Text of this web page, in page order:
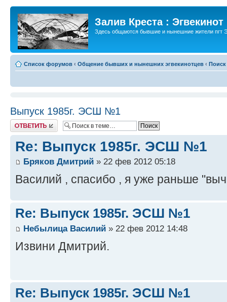
Залив Креста : Эгвекинот
Здесь общаются бывшие и нынешние жители пгт
Список форумов ‹ Общение бывших и нынешних эгвекинотцев ‹ Поиск
Выпуск 1985г. ЭСШ №1
Ответить
Re: Выпуск 1985г. ЭСШ №1
Бряков Дмитрий » 22 фев 2012 05:18
Василий , спасибо , я уже раньше
Re: Выпуск 1985г. ЭСШ №1
Небылица Василий » 22 фев 2012 14:48
Извини Дмитрий.
Re: Выпуск 1985г. ЭСШ №1